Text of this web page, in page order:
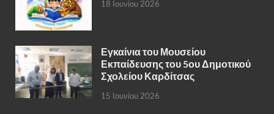
18 Ιουνίου 2026
Εγκαίνια του Μουσείου
Εκπαίδευσης του 5ου Δημοτικού
Σχολείου Καρδίτσας
15 Ιουνίου 2026